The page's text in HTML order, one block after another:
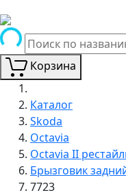
Корзина
Каталог
Skoda
Octavia
Octavia II
Брызговик
7723